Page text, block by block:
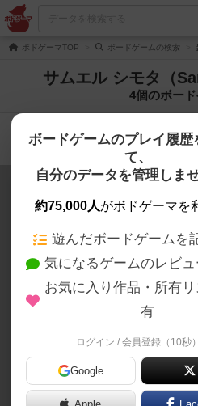
ボドゲーマTOP ボードゲームの検索
サムエル シモタ（
4個のボー
検索メ
クライ
Cryo
60～90分
未知の惑星で３機のドローンを駆使し
窟へ入植させよ！
【背景】 プレイヤーの乗船していた
ボードゲームのプレイ履歴
て、
自分のデータを管理しま
約75,000人がボドゲーマを
遊んだボードゲームを
気になるゲームのレビ
お気に入り作品・所有
有
ログイン / 会員登録（10秒）
Google